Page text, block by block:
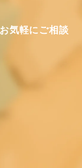
気軽にご相談